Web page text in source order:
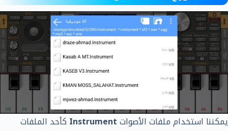
يمكننا استخدام ملفات الأصواتInstrument كأحد الملفات